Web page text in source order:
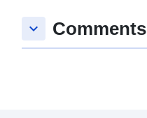
keyboard_arrow_down Comments